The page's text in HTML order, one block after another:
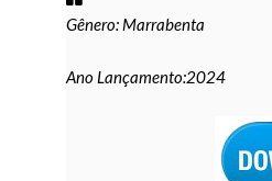
Gênero: Marrabenta
Ano Lançamento:2024